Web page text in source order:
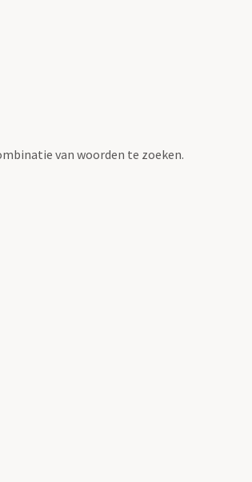
van woorden te zoeken.